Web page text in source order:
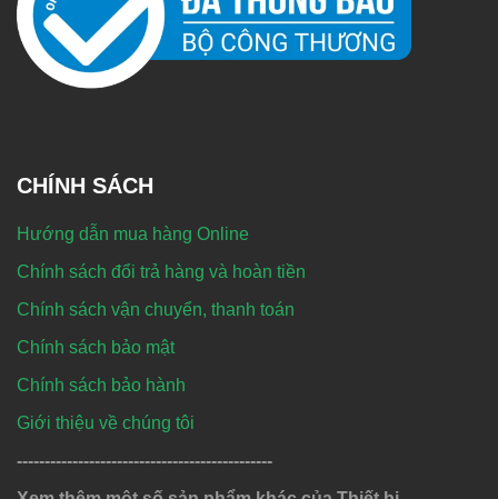
CHÍNH SÁCH
Hướng dẫn mua hàng Online
Chính sách đổi trả hàng và hoàn tiền
Chính sách vận chuyển, thanh toán
Chính sách bảo mật
Chính sách bảo hành
Giới thiệu về chúng tôi
----------------------------------------------